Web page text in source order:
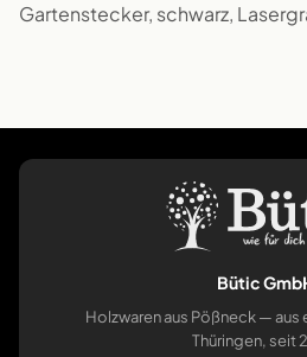
Gartenstecker, schwarz,
Bütic
Holzwaren aus Pößneck — aus
Thüringen, seit